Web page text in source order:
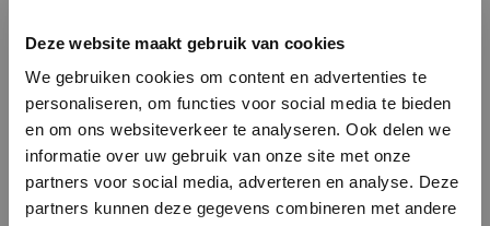
Deze website maakt gebruik van cookies
We gebruiken cookies om content en advertenties te
personaliseren, om functies voor social media te bieden
en om ons websiteverkeer te analyseren. Ook delen we
informatie over uw gebruik van onze site met onze
partners voor social media, adverteren en analyse. Deze
partners kunnen deze gegevens combineren met andere
delen we hier...